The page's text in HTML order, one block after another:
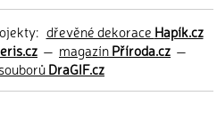
dřevěné dekorace Hapík.cz
— magazínPříroda.cz —
DraGIF.cz